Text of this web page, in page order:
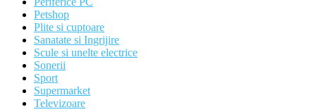
Petshop
Plite si cuptoare
Sanatate si Ingrijire
Scule si unelte electrice
Sonerii
Sport
Supermarket
Televizoare